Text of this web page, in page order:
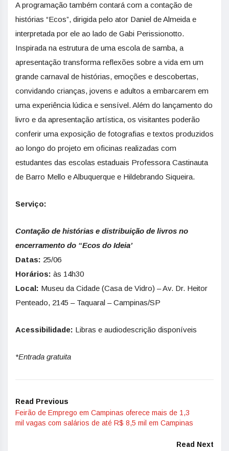
A programação também contará com a contação de
histórias “Ecos”, dirigida pelo ator Daniel de Almeida e
interpretada por ele ao lado de Gabi Perissionotto.
Inspirada na estrutura de uma escola de samba, a
apresentação transforma reflexões sobre a vida em um
grande carnaval de histórias, emoções e descobertas,
convidando crianças, jovens e adultos a embarcarem em
uma experiência lúdica e sensível. Além do lançamento do
livro e da apresentação artística, os visitantes poderão
conferir uma exposição de fotografias e textos produzidos
ao longo do projeto em oficinas realizadas com
estudantes das escolas estaduais Professora Castinauta
de Barro Mello e Albuquerque e Hildebrando Siqueira.
Serviço:
Contação de histórias e distribuição de livros no
encerramento do “Ecos do Ideia’
Datas: 25/06
Horários: às 14h30
Local: Museu da Cidade (Casa de Vidro) – Av. Dr. Heitor
Penteado, 2145 – Taquaral – Campinas/SP
Acessibilidade: Libras e audiodescrição disponíveis
*Entrada gratuita
Read Previous
Feirão de Emprego em Campinas oferece mais de 1,3
mil vagas com salários de até R$ 8,5 mil em Campinas
Read Next